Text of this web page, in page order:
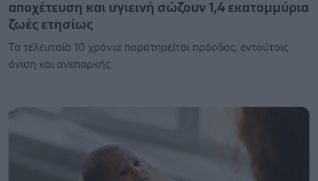
αποχέτευση και υγιεινή σώζουν 1,4 εκατομμύρια
ζωές ετησίως
Τα τελευταία 10 χρόνια παρατηρείται πρόοδος, εντούτοις
άνιση και ανεπαρκής.